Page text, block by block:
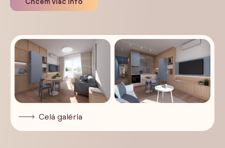
Chcem viac info
Celá galéria